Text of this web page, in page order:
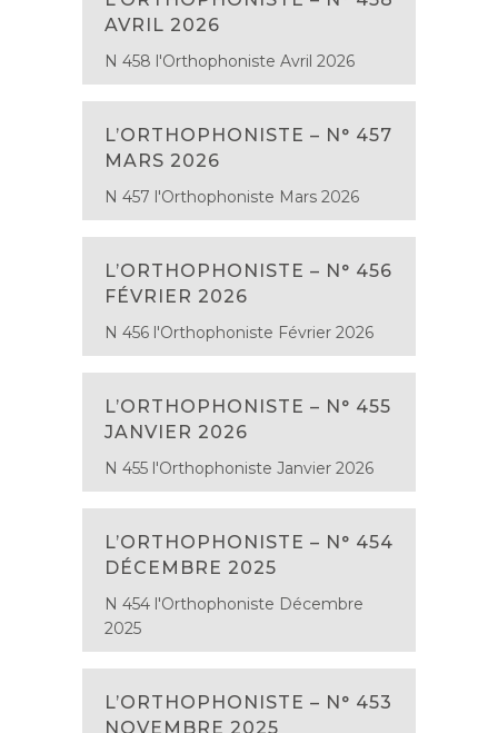
AVRIL 2026
N 458 l'Orthophoniste Avril 2026
L’ORTHOPHONISTE – N° 457
MARS 2026
N 457 l'Orthophoniste Mars 2026
L’ORTHOPHONISTE – N° 456
FÉVRIER 2026
N 456 l'Orthophoniste Février 2026
L’ORTHOPHONISTE – N° 455
JANVIER 2026
N 455 l'Orthophoniste Janvier 2026
L’ORTHOPHONISTE – N° 454
DÉCEMBRE 2025
N 454 l'Orthophoniste Décembre
2025
L’ORTHOPHONISTE – N° 453
NOVEMBRE 2025